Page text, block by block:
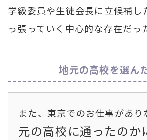
学級委員や生徒会長に立候補し
っ張っていく中心的な存在だっ
地元の高校を選ん
また、東京でのお仕事があり
元の高校に通ったのか